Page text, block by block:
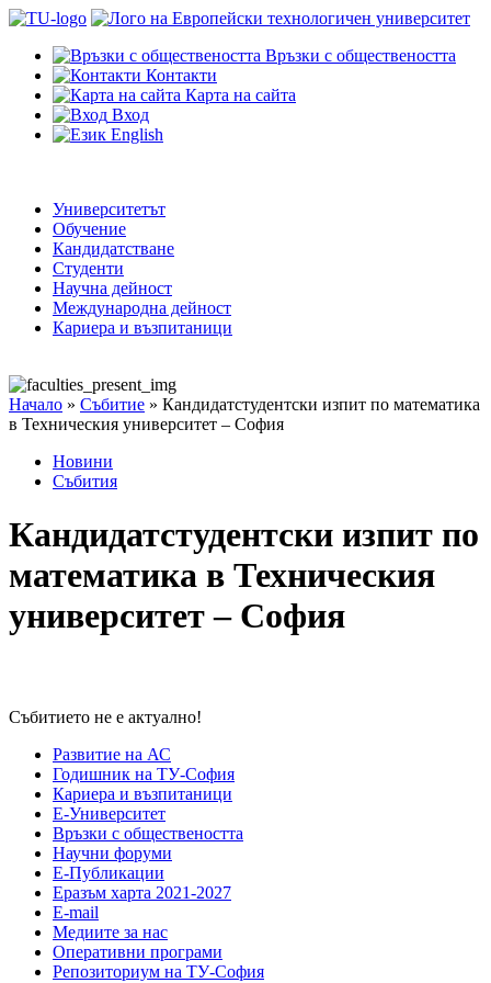
Връзки с обществеността
Контакти
Карта на сайта
Вход
English
Университетът
Обучение
Кандидатстване
Студенти
Научна дейност
Международна дейност
Кариера и възпитаници
Начало » Събитие » Кандидатстудентски изпит по математика
в Техническия университет – София
Новини
Събития
Кандидатстудентски изпит по
математика в Техническия
университет – София
Събитието не е актуално!
Развитие на АС
Годишник на ТУ-София
Кариера и възпитаници
Е-Университет
Връзки с обществеността
Научни форуми
Е-Публикации
Еразъм харта 2021-2027
E-mail
Медиите за нас
Оперативни програми
Репозиториум на ТУ-София